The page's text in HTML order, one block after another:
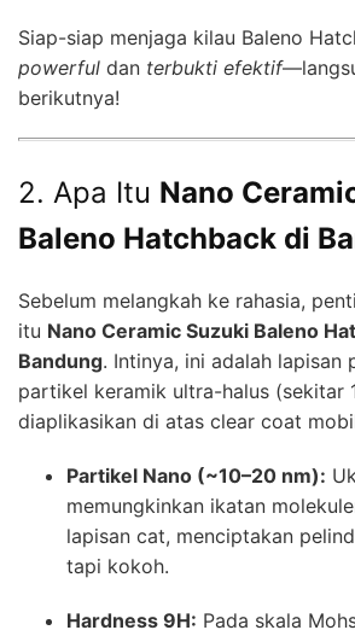
Siap-siap menjaga kilau Baleno
powerful dan terbukti efektif
berikutnya!
2. Apa Itu Nano
Baleno Hatchback di
Sebelum melangkah ke rahasia,
itu Nano Ceramic Suzuki Baleno
Bandung. Intinya, ini adalah lapisan
partikel keramik ultra-halus (sekitar
diaplikasikan di atas clear coat
Partikel Nano (~10–20 nm):
memungkinkan ikatan
lapisan cat, menciptakan
tapi kokoh.
Hardness 9H: Pada skala